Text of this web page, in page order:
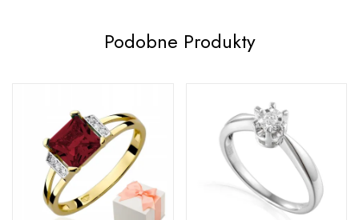
Podobne Produkty